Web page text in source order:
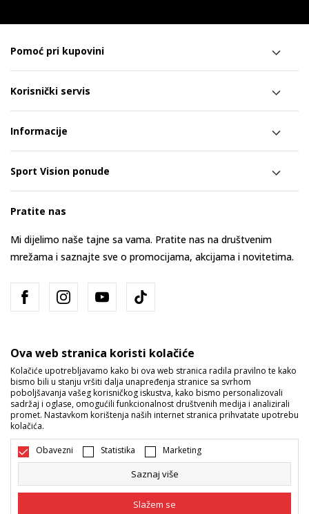
Pomoć pri kupovini
Korisnički servis
Informacije
Sport Vision ponude
Pratite nas
Mi dijelimo naše tajne sa vama. Pratite nas na društvenim
mrežama i saznajte sve o promocijama, akcijama i novitetima.
Bosna i Hercegovina Promijenite
Nastojimo da budemo što precizniji u opisu proizvoda, prikazu slika i
i bez grešaka. Svi artikli prikazani na sajtu su dio naše ponude i ne
Ova web stranica koristi kolačiće
Kolačiće upotrebljavamo kako bi ova web stranica radila pravilno te kako
bismo bili u stanju vršiti dalja unapređenja stranice sa svrhom
poboljšavanja vašeg korisničkog iskustva, kako bismo personalizovali
sadržaj i oglase, omogućili funkcionalnost društvenih medija i analizirali
promet. Nastavkom korištenja naših internet stranica prihvatate upotrebu
kolačića.
Obavezni Statistika Marketing
Saznaj više
Slažem se